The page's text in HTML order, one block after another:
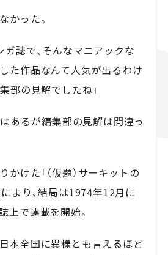
かった。
ガ誌で、そんなマニアックな
た作品なんて人気が出るわけ
部の見解でしたね」
あるが――編集部の見解は間違っ
けた「（仮題）サーキットの
により、結局は1974年12月に
上で連載を開始。
本全国に異様とも言えるほど